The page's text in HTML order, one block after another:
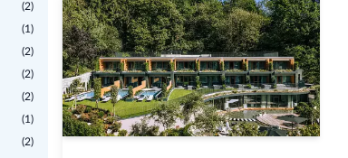
(2)
(1)
(2)
(2)
(2)
(1)
(2)